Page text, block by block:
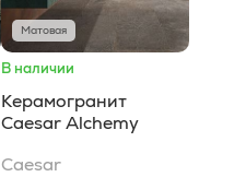
Матовая
В наличии
Керамогранит
Caesar Alchemy
Caesar